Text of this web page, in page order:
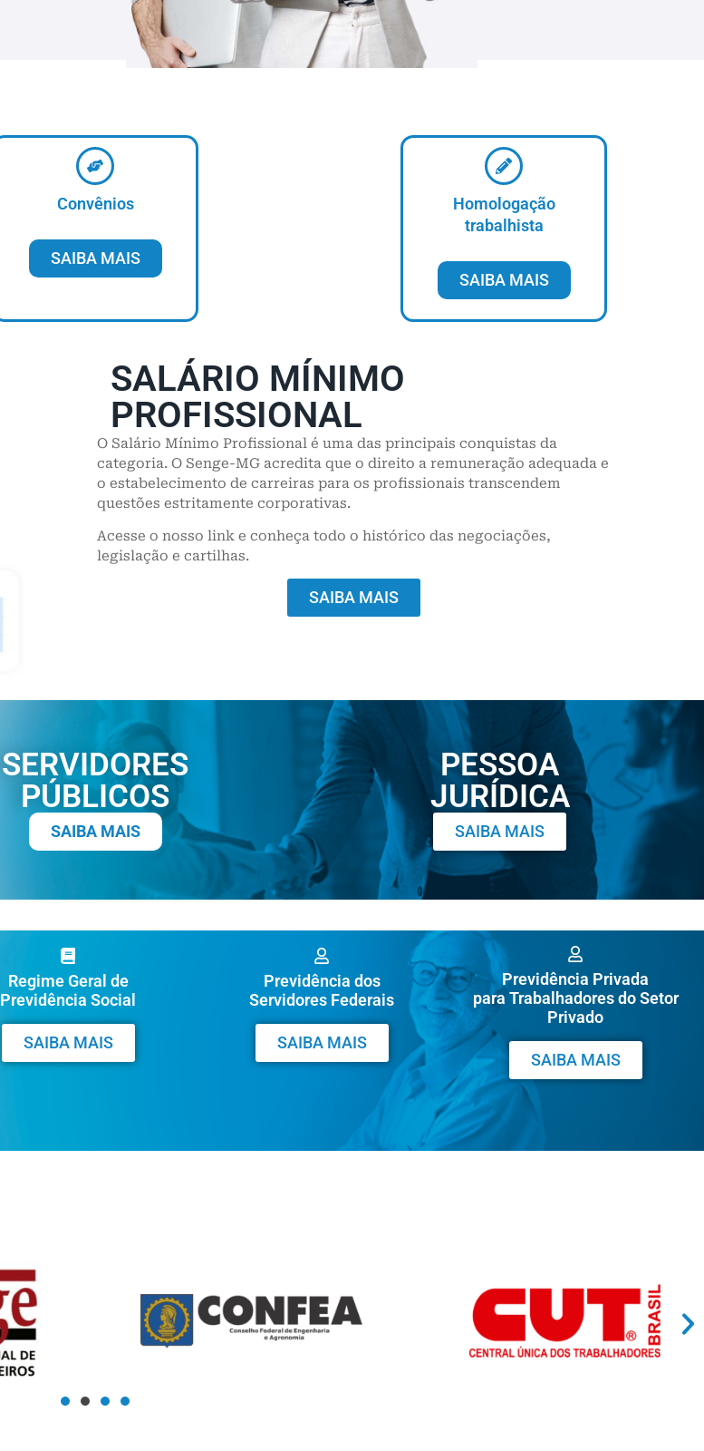
Convênios
SAIBA MAIS
Homologação
trabalhista
SAIBA MAIS
SALÁRIO MÍNIMO
PROFISSIONAL
O Salário Mínimo Profissional é uma das principais conquistas da
categoria. O Senge-MG acredita que o direito a remuneração adequada e
o estabelecimento de carreiras para os profissionais transcendem
questões estritamente corporativas.
Acesse o nosso link e conheça todo o histórico das negociações,
legislação e cartilhas.
SAIBA MAIS
SERVIDORES
PÚBLICOS
SAIBA MAIS
PESSOA
JURÍDICA
SAIBA MAIS
Regime Geral de
Previdência Social
SAIBA MAIS
Previdência dos
Servidores Federais
SAIBA MAIS
Previdência Privada
para Trabalhadores do Setor
Privado
SAIBA MAIS